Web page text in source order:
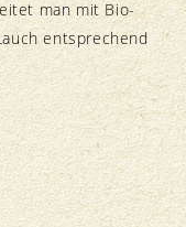
man mit Bio-
entsprechend